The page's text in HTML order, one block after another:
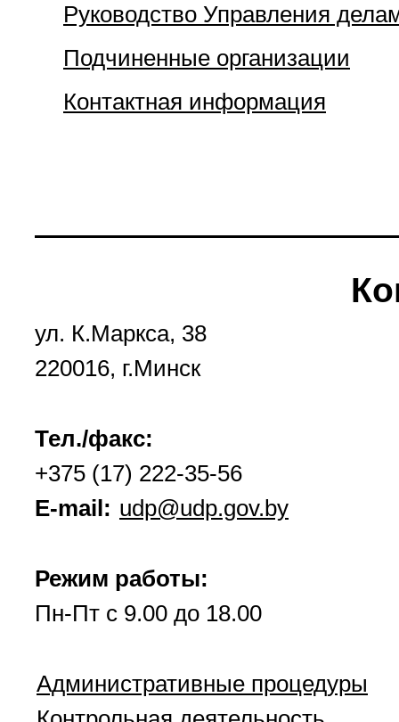
Руководство Управления
Подчиненные организации
Контактная информация
ул. К.Маркса, 38
220016, г.Минск
Тел./факс:
+375 (17) 222-35-56
E-mail: udp@udp.gov.by
Режим работы:
Пн-Пт с 9.00 до 18.00
Административные процедуры